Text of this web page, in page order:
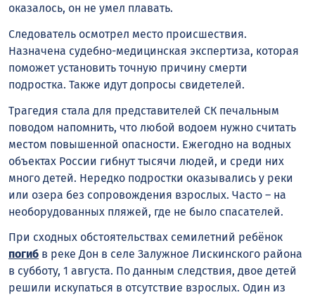
оказалось, он не умел плавать.
Следователь осмотрел место происшествия.
Назначена судебно-медицинская экспертиза, которая
поможет установить точную причину смерти
подростка. Также идут допросы свидетелей.
Трагедия стала для представителей СК печальным
поводом напомнить, что любой водоем нужно считать
местом повышенной опасности. Ежегодно на водных
объектах России гибнут тысячи людей, и среди них
много детей. Нередко подростки оказывались у реки
или озера без сопровождения взрослых. Часто – на
необорудованных пляжей, где не было спасателей.
При сходных обстоятельствах семилетний ребёнок
погиб в реке Дон в селе Залужное Лискинского района
в субботу, 1 августа. По данным следствия, двое детей
решили искупаться в отсутствие взрослых. Один из